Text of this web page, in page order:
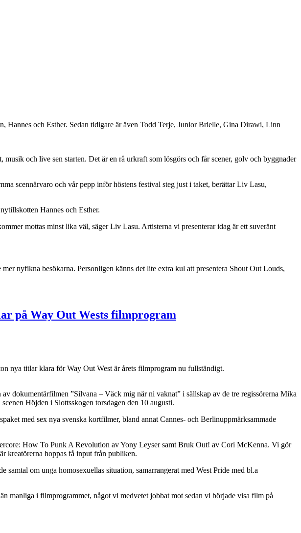
Hannes och Esther. Sedan tidigare är även Todd Terje, Junior Brielle, Gina Dirawi, Linn
och live sen starten. Det är en rå urkraft som lösgörs och får scener, golv och byggnader
scennärvaro och vår pepp inför höstens festival steg just i taket, berättar Liv Lasu,
Hannes och Esther.
mottas minst lika väl, säger Liv Lasu. Artisterna vi presenterar idag är ett suveränt
nyfikna besökarna. Personligen känns det lite extra kul att presentera Shout Out Louds,
på Way Out Wests filmprogram
nya titlar klara för Way Out West är årets filmprogram nu fullständigt.
dokumentärfilmen ”Silvana – Väck mig när ni vaknat” i sällskap av de tre regissörerna Mika
Höjden i Slottsskogen torsdagen den 10 augusti.
med sex nya svenska kortfilmer, bland annat Cannes- och Berlinuppmärksammade
How To Punk A Revolution av Yony Leyser samt Bruk Out! av Cori McKenna. Vi gör
kreatörerna hoppas få input från publiken.
om unga homosexuellas situation, samarrangerat med West Pride med bl.a
manliga i filmprogrammet, något vi medvetet jobbat mot sedan vi började visa film på